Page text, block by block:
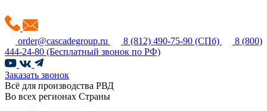
order@cascadegroup.ru 8 (812) 490-75-90 (СПб)
8 (800)
444-24-80 (Бесплатный звонок по РФ)
Заказать звонок
Всё для производства РВД
Во всех регионах Страны